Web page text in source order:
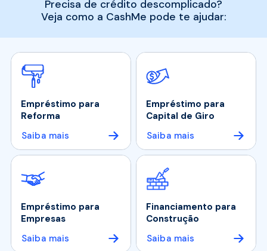
Precisa de crédito descomplicado?
Veja como a CashMe pode te ajudar:
Empréstimo para
Reforma
Saiba mais
Empréstimo para
Capital de Giro
Saiba mais
Empréstimo para
Empresas
Saiba mais
Financiamento para
Construção
Saiba mais